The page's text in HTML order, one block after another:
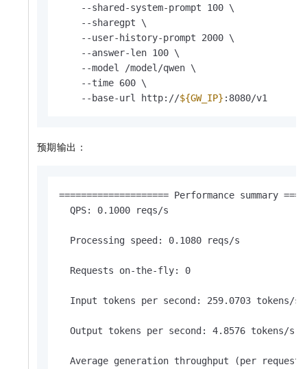
    --shared-system-prompt 100 \
    --sharegpt \
    --user-history-prompt 2000 \
    --answer-len 100 \
    --model /model/qwen \
    --time 600 \
    --base-url http://
${GW_IP} :8080/v1
预期输出：
==================== Performance summary
  QPS: 0.1000 reqs/s
  Processing speed: 0.1080 reqs/s
  Requests on-the-fly: 0
  Input tokens per second: 259.0703 tokens/s
  Output tokens per second: 4.8576 tokens/s
Average generation throughput (per